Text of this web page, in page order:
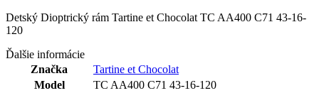
Detský Dioptrický rám Tartine et Chocolat TC AA400 C71 43-16-
120
Ďalšie informácie
Značka
Tartine et Chocolat
Model
TC AA400 C71 43-16-120